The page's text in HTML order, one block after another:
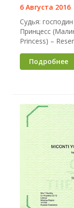
6 Августа 2016
Судья:
Принцесс
Princess) –
Подробнее